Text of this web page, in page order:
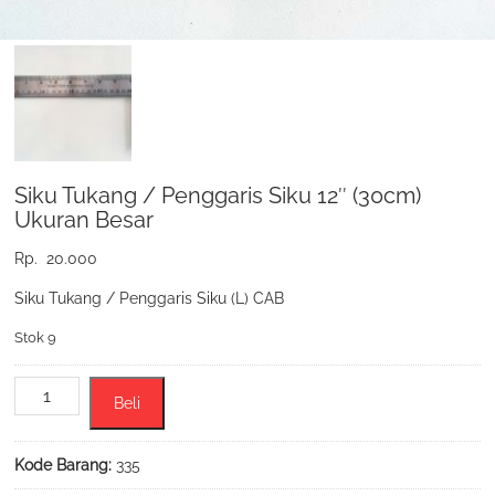
Siku Tukang / Penggaris Siku 12″ (30cm)
Ukuran Besar
Rp. 20.000
Siku Tukang / Penggaris Siku (L) CAB
Stok 9
Kuantitas
Siku
Tukang
/
Penggaris
Beli
Kode Barang: 335